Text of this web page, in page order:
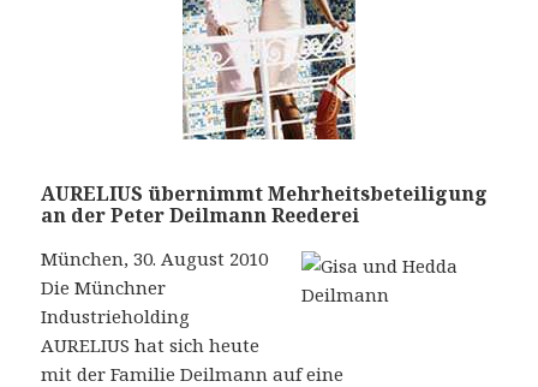
AURELIUS übernimmt Mehrheitsbeteiligung
an der Peter Deilmann Reederei
München, 30. August 2010
Die Münchner
Industrieholding
AURELIUS hat sich heute
mit der Familie Deilmann auf eine